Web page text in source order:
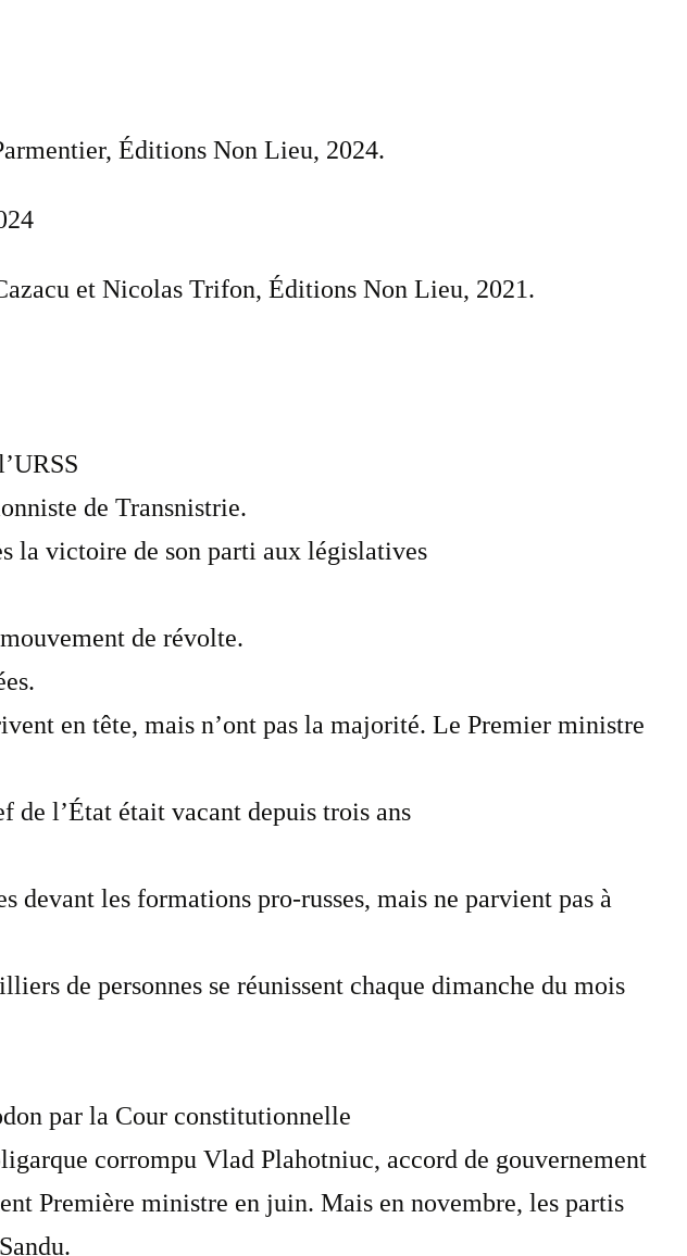
Éditions Non Lieu, 2024.
et Nicolas Trifon, Éditions Non Lieu, 2021.
de Transnistrie.
la victoire de son parti aux législatives
de révolte.
en tête, mais n’ont pas la majorité. Le Premier ministre
l’État était vacant depuis trois ans
les formations pro-russes, mais ne parvient pas à
de personnes se réunissent chaque dimanche du mois
par la Cour constitutionnelle
corrompu Vlad Plahotniuc, accord de gouvernement
Première ministre en juin. Mais en novembre, les partis